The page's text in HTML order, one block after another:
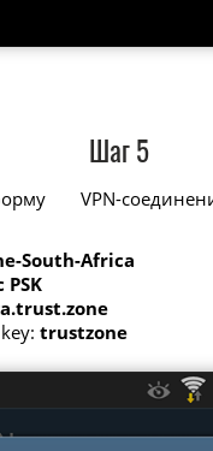
Шаг 5
VPN-
South-Africa
PSK
trustzone